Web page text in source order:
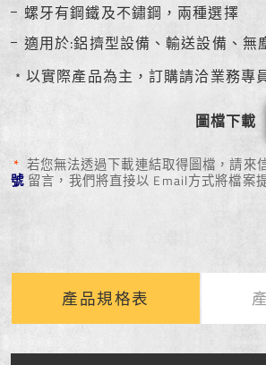
螺牙有鋼鐵及不鏽鋼，兩種選擇
適用於:鋁擠型設備、輸送設備、無
﹡以實際產品為主，訂購請洽業務專
圖檔下載
* 若您無法透過下載連結取得圖檔，請來
號 留言，我們將直接以 Email方式將檔案
產品規格表